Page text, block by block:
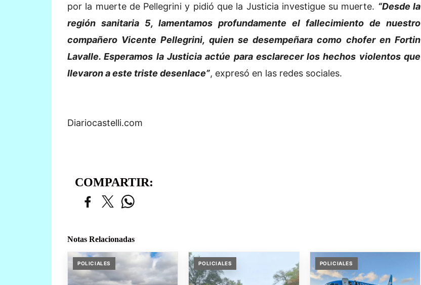
por la muerte de Pellegrini y pidió que la Justicia investigue su muerte. “Desde la
región sanitaria 5, lamentamos profundamente el fallecimiento de nuestro
compañero Vicente Pellegrini, quien se desempeñara como chofer en Fortin
Lavalle. Esperamos la Justicia actúe para esclarecer los hechos violentos que
llevaron a este triste desenlace”, expresó en las redes sociales.
Diariocastelli.com
COMPARTIR:
Notas Relacionadas
POLICIALES POLICIALES POLICIALES